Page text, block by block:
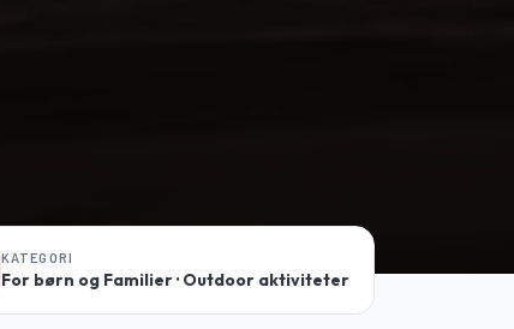
KATEGORI
For børn og Familier · Outdoor aktiviteter